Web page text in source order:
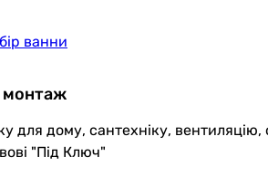
ванни
монтаж
для дому, сантехніку,
"Під Ключ"